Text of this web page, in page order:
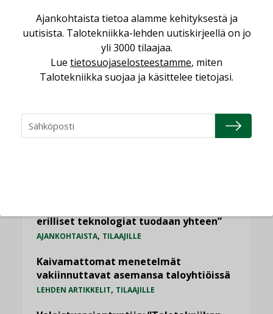
LUETUIMMAT UUTISET
Kuukausi
Datakeskusurakointi on tekniikkalaji
Jarno Hacklin Cervin yrityskaupasta:
”Asiakkaat hakevat kumppaneita, jotka
yhdistävät useita teknisiä osaamisalueita
erilliset teknologiat tuodaan yhteen”
AJANKOHTAISTA, TILAAJILLE
Kaivamattomat menetelmät
vakiinnuttavat asemansa taloyhtiöissä
LEHDEN ARTIKKELIT, TILAAJILLE
Ajankohtaista tietoa alamme kehityksestä ja
uutisista. Talotekniikka-lehden uutiskirjeellä on jo
yli 3000 tilaajaa.
Lue tietosuojaselosteestamme, miten
Talotekniikka suojaa ja käsittelee tietojasi.